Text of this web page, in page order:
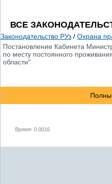
ВСЕ
Законодательство РУз / Охрана
Постановление Кабинета
по месту постоянного
области"
Время: 0.0016